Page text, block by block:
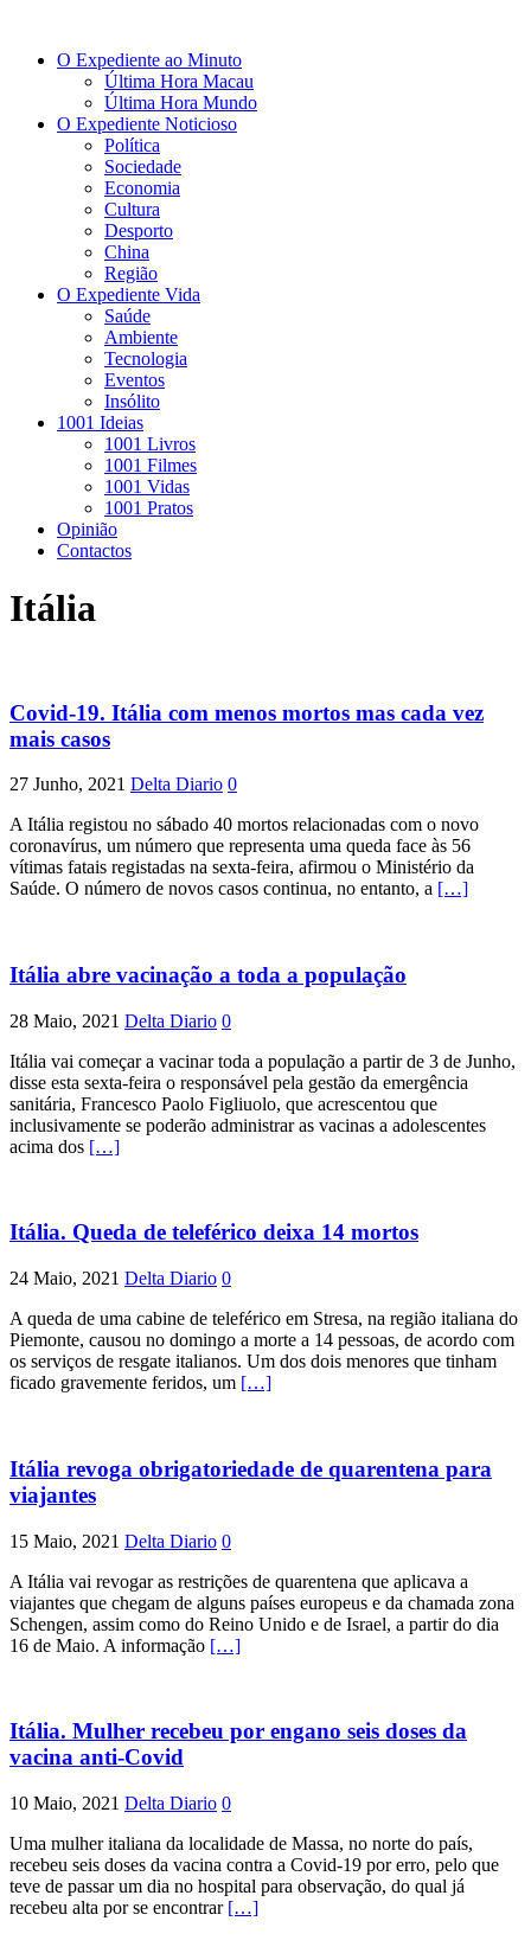
O Expediente ao Minuto
Última Hora Macau
Última Hora Mundo
O Expediente Noticioso
Política
Sociedade
Economia
Cultura
Desporto
China
Região
O Expediente Vida
Saúde
Ambiente
Tecnologia
Eventos
Insólito
1001 Ideias
1001 Livros
1001 Filmes
1001 Vidas
1001 Pratos
Opinião
Contactos
Itália
Covid-19. Itália com menos mortos mas cada vez
mais casos
27 Junho, 2021 Delta Diario 0
A Itália registou no sábado 40 mortos relacionadas com o novo
coronavírus, um número que representa uma queda face às 56
vítimas fatais registadas na sexta-feira, afirmou o Ministério da
Saúde. O número de novos casos continua, no entanto, a […]
Itália abre vacinação a toda a população
28 Maio, 2021 Delta Diario 0
Itália vai começar a vacinar toda a população a partir de 3 de Junho,
disse esta sexta-feira o responsável pela gestão da emergência
sanitária, Francesco Paolo Figliuolo, que acrescentou que
inclusivamente se poderão administrar as vacinas a adolescentes
acima dos […]
Itália. Queda de teleférico deixa 14 mortos
24 Maio, 2021 Delta Diario 0
A queda de uma cabine de teleférico em Stresa, na região italiana do
Piemonte, causou no domingo a morte a 14 pessoas, de acordo com
os serviços de resgate italianos. Um dos dois menores que tinham
ficado gravemente feridos, um […]
Itália revoga obrigatoriedade de quarentena para
viajantes
15 Maio, 2021 Delta Diario 0
A Itália vai revogar as restrições de quarentena que aplicava a
viajantes que chegam de alguns países europeus e da chamada zona
Schengen, assim como do Reino Unido e de Israel, a partir do dia
16 de Maio. A informação […]
Itália. Mulher recebeu por engano seis doses da
vacina anti-Covid
10 Maio, 2021 Delta Diario 0
Uma mulher italiana da localidade de Massa, no norte do país,
recebeu seis doses da vacina contra a Covid-19 por erro, pelo que
teve de passar um dia no hospital para observação, do qual já
recebeu alta por se encontrar […]